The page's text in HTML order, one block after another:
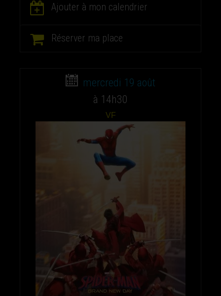
Ajouter à mon calendrier
Réserver ma place
mercredi 19 août
à 14h30
VF